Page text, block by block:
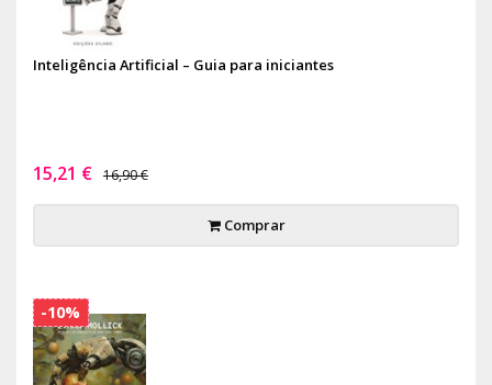
Inteligência Artificial – Guia para iniciantes
15,21 € 16,90 €
Comprar
-10%